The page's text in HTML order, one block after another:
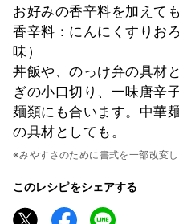
お好みの香辛料を加えて
香辛料：にんにくすりお
味）
丼飯や、のっけ弁の具材
ぎの小口切り、一味唐辛
麺類にも合います。中華
の具材としても。
※みやすさのために書式を一部改変し
このレシピをシェアする